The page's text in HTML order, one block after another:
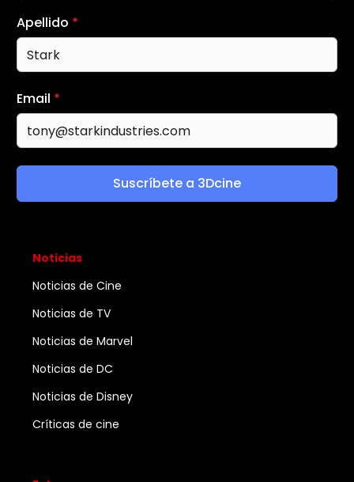
Apellido *
Email *
Suscríbete a 3Dcine
Noticias
Noticias de Cine
Noticias de TV
Noticias de Marvel
Noticias de DC
Noticias de Disney
Críticas de cine